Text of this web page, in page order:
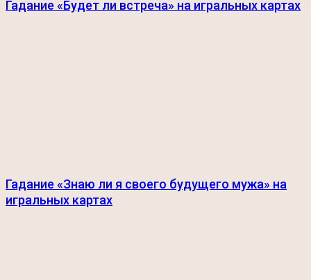
Гадание «Будет ли встреча» на игральных картах
Гадание «Знаю ли я своего будущего мужа» на
игральных картах